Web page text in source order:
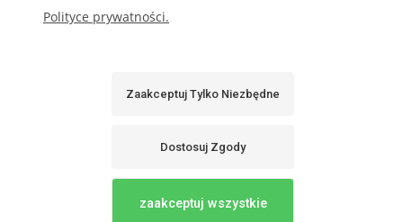
Sabaj System
Pokaż Pełną Wersję Strony
Polityce prywatności.
Zaakceptuj Tylko Niezbędne
Dostosuj Zgody
zaakceptuj wszystkie